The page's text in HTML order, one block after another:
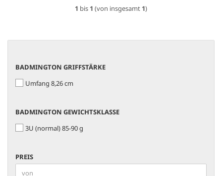
1 bis 1 (von insgesamt 1)
BADMINGTON
BADMINGTON GRIFFSTÄRKE
Umfang 8,26 cm
BADMINGTON
BADMINGTON GEWICHTSKLASSE
3U (normal) 85-90 g
PREIS
PREIS
Preis bis